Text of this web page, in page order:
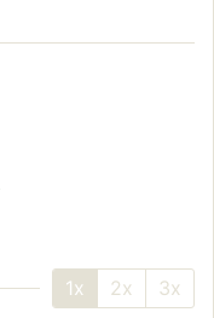
1x 2x 3x